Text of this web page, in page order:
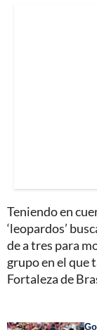
Teniendo en
‘leopardos’
de a tres para
grupo en el que
Fortaleza de